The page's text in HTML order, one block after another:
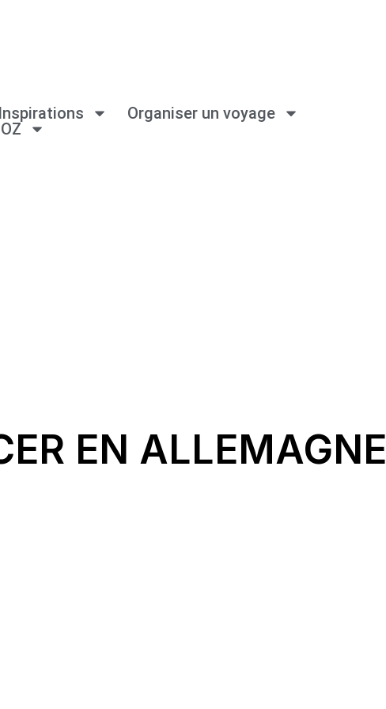
Inspirations
Organiser un voyage
EN ALLEMAGNE